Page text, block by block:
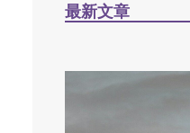
最新文章